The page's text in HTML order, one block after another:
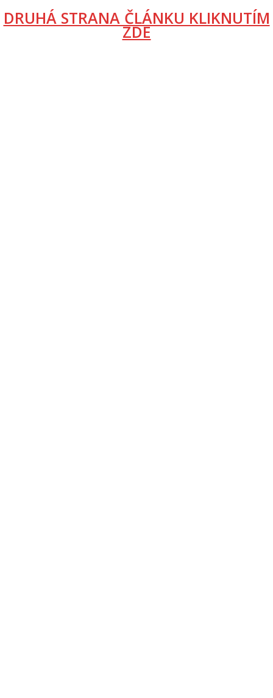
DRUHÁ STRANA ČLÁNKU KLIKNUTÍM
ZDE